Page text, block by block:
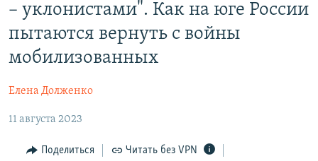
основному
содержанию
навигации
Вернутся
АВТОРСКИЕ ПРОЕКТЫ
ЦИТАТЫ СВОБОДЫ
КУЛЬТУРА
IDEL.РЕАЛИИ
КАВКАЗ.РЕАЛИИ
– уклонистами". Как на юге России
пытаются вернуть с войны
мобилизованных
Елена Долженко
11 августа 2023
Поделиться Читать без VPN